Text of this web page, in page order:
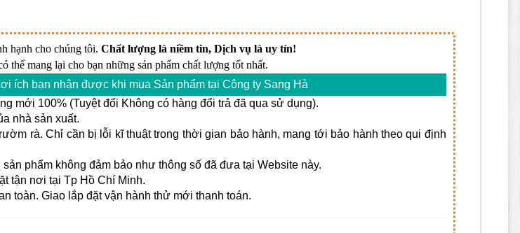
hạnh cho chúng tôi. Chất lượng là niềm tin, Dịch vụ là uy tín!
thể mang lại cho bạn những sản phẩm chất lượng tốt nhất.
ích bạn nhận được khi mua Sản phẩm tại Công ty Sang Hà
mới 100% (Tuyệt đối Không có hàng đổi trả đã qua sử dụng).
nhà sản xuất.
rà. Chỉ cần bị lỗi kĩ thuật trong thời gian bảo hành, mang tới bảo hành theo qui định
phẩm không đảm bảo như thông số đã đưa tại Website này.
tận nơi tại Tp Hồ Chí Minh.
toàn. Giao lắp đặt vận hành thử mới thanh toán.